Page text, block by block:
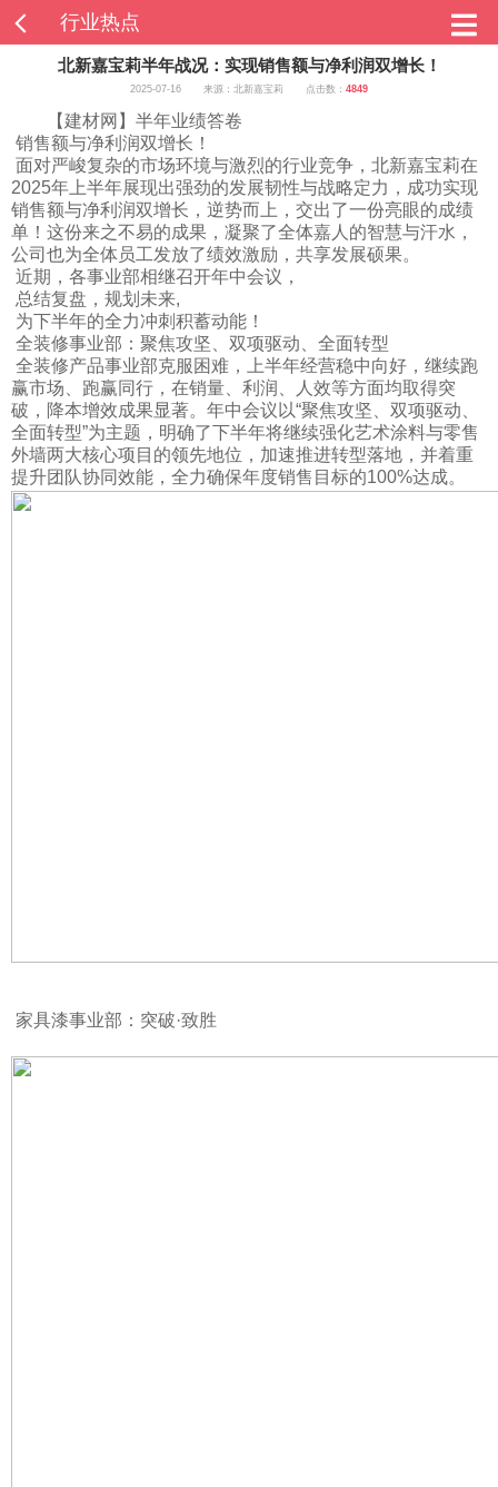
 行业热点 
北新嘉宝莉半年战况：实现销售额与净利润双增长！
2025-07-16 来源：北新嘉宝莉 点击数： 4849
【建材网 】半年业绩答卷
销售额与净利润双增长！
面对严峻复杂的市场环境与激烈的行业竞争，北新嘉宝莉在
2025年上半年展现出强劲的发展韧性与战略定力，成功实现
销售额与净利润双增长，逆势而上，交出了一份亮眼的成绩
单！这份来之不易的成果，凝聚了全体嘉人的智慧与汗水，
公司也为全体员工发放了绩效激励，共享发展硕果。
近期，各事业部相继召开年中会议，
总结复盘，规划未来,
为下半年的全力冲刺积蓄动能！
全装修事业部：聚焦攻坚、双项驱动、全面转型
全装修产品事业部克服困难，上半年经营稳中向好，继续跑
赢市场、跑赢同行，在销量、利润、人效等方面均取得突
破，降本增效成果显著。年中会议以“聚焦攻坚、双项驱动、
全面转型”为主题，明确了下半年将继续强化艺术涂料与零售
外墙两大核心项目的领先地位，加速推进转型落地，并着重
提升团队协同效能，全力确保年度销售目标的100%达成。
家具漆事业部：突破·致胜